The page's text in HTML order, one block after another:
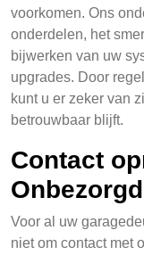
voorkomen. Ons
onderdelen, het
bijwerken van uw
upgrades. Door
kunt u er zeker van
betrouwbaar blijft.
Contact
Voor al uw
niet om contact met